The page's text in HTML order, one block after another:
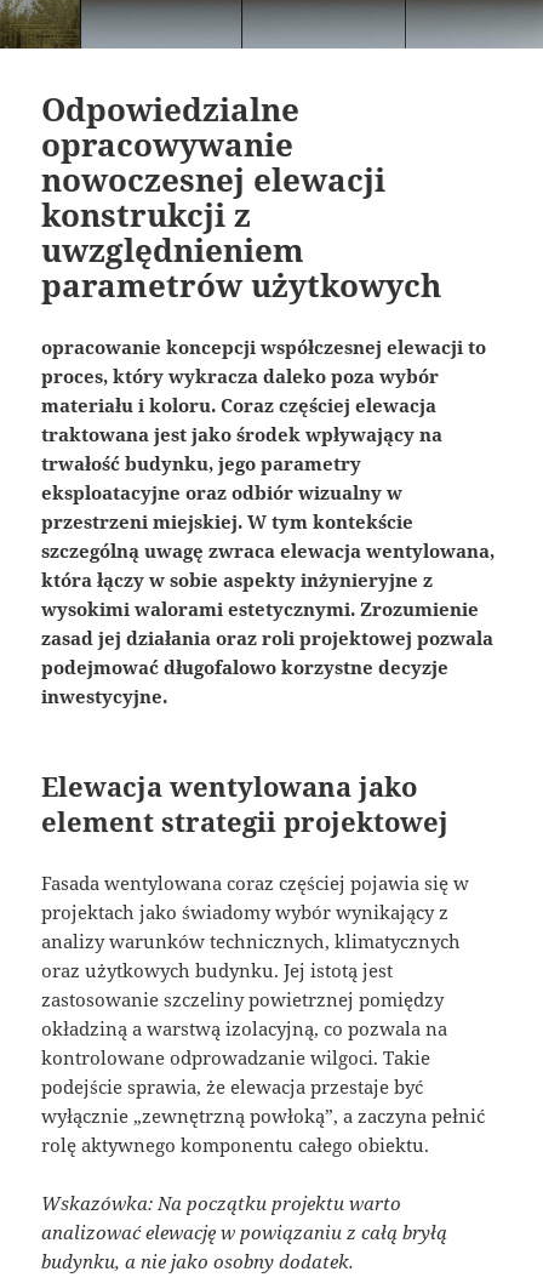
Odpowiedzialne
opracowywanie
nowoczesnej elewacji
konstrukcji z
uwzględnieniem
parametrów użytkowych
opracowanie koncepcji współczesnej elewacji to
proces, który wykracza daleko poza wybór
materiału i koloru. Coraz częściej elewacja
traktowana jest jako środek wpływający na
trwałość budynku, jego parametry
eksploatacyjne oraz odbiór wizualny w
przestrzeni miejskiej. W tym kontekście
szczególną uwagę zwraca elewacja wentylowana,
która łączy w sobie aspekty inżynieryjne z
wysokimi walorami estetycznymi. Zrozumienie
zasad jej działania oraz roli projektowej pozwala
podejmować długofalowo korzystne decyzje
inwestycyjne.
Elewacja wentylowana jako
element strategii projektowej
Fasada wentylowana coraz częściej pojawia się w
projektach jako świadomy wybór wynikający z
analizy warunków technicznych, klimatycznych
oraz użytkowych budynku. Jej istotą jest
zastosowanie szczeliny powietrznej pomiędzy
okładziną a warstwą izolacyjną, co pozwala na
kontrolowane odprowadzanie wilgoci. Takie
podejście sprawia, że elewacja przestaje być
wyłącznie „zewnętrzną powłoką”, a zaczyna pełnić
rolę aktywnego komponentu całego obiektu.
Wskazówka: Na początku projektu warto
analizować elewację w powiązaniu z całą bryłą
budynku, a nie jako osobny dodatek.